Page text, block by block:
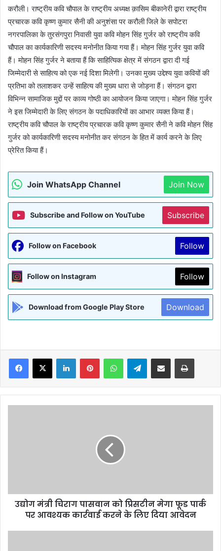
करौली। राष्ट्रीय कवि चौपाल के राष्ट्रीय अध्यक्ष क़ासिम बीकानेरी द्वारा राष्ट्रीय
प्रचारक कवि कृष्ण कुमार सैनी की अनुशंसा पर करौली जिले के सपोटरा
नगरपालिका के तुरसंगपुरा निवासी युवा कवि मोहन सिंह गुर्जर को राष्ट्रीय कवि
चौपाल का कार्यकारिणी सदस्य मनोनीत किया गया हैं। मोहन सिंह गुर्जर युवा कवि
हैं। मोहन सिंह गुर्जर ने बताया हैं कि साहित्यिक क्षेत्र में संगठन द्वारा दी गई
जिम्मेदारी से साहित्य को एक नई दिशा मिलेगी। उनका मुख्य उद्देश्य युवा कवियों की
प्रतिभा को तलाशकर उन्हें साहित्य की मुख्य धारा से जोड़ना हैं। संगठन द्वारा
विभिन्न सामाजिक मुद्दों पर काव्य गोष्ठी का आयोजन किया जाएगा। मोहन सिंह गुर्जर
ने इस जिम्मेदारी के लिए संगठन के पदाधिकारियों का आभार व्यक्त किया हैं।
राष्ट्रीय कवि चौपाल के राष्ट्रीय प्रचारक कवि कृष्ण कुमार सैनी ने कवि मोहन सिंह
गुर्जर को कार्यकारिणी सदस्य मनोनीत कर संगठन के हित में कार्य करने के लिए
प्रेरित किया हैं।
Join WhatsApp Channel Join Now
Subscribe and Follow on YouTube Subscribe
Follow on Facebook Follow
Follow on Instagram Follow
Download from Google Play Store Download
Facebook
X LinkedInPinterestWhatsAppTelegramShare via Email Print
पार्क
आवश्यक
उद्योग मंत्री चिराग पासवान को प्रिसटीन मेगा फूड पार्क
पर आवश्यक कार्रवाई करने के लिए दिया आवेदन